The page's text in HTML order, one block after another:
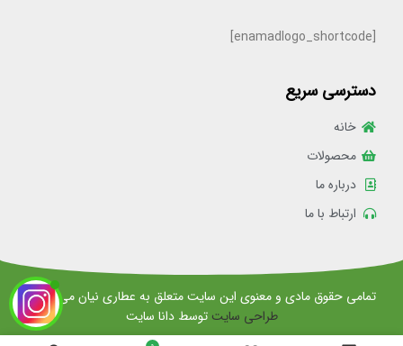
[enamadlogo_shortcode]
دسترسی سریع
خانه
محصولات
درباره ما
ارتباط با ما
تمامی حقوق مادی و معنوی این سایت متعلق به عطاری نیان می باشد.
طراحی سایت توسط دانا سایت